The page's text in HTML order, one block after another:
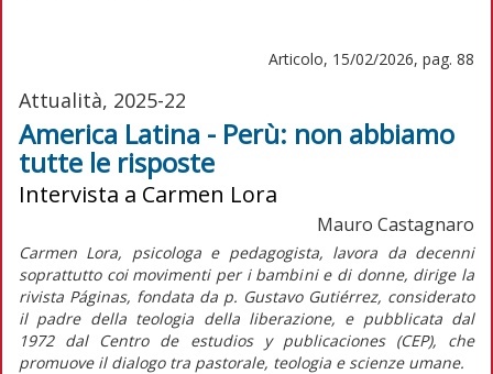
Articolo, 15/02/2026, pag. 88
Attualità, 2025-22
America Latina - Perù: non abbiamo
tutte le risposte
Intervista a Carmen Lora
Mauro Castagnaro
Carmen Lora, psicologa e pedagogista, lavora da decenni
soprattutto coi movimenti per i bambini e di donne, dirige la
rivista Páginas, fondata da p. Gustavo Gutiérrez, considerato
il padre della teologia della liberazione, e pubblicata dal
1972 dal Centro de estudios y publicaciones (CEP), che
promuove il dialogo tra pastorale, teologia e scienze umane.